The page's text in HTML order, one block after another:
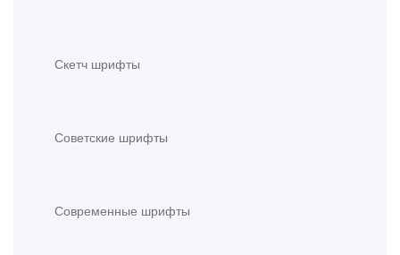
Скетч шрифты
Советские шрифты
Современные шрифты